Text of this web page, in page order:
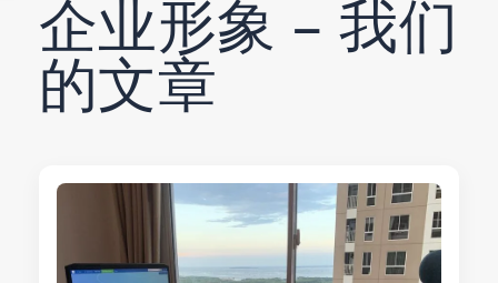
企业形象 – 我们
的文章